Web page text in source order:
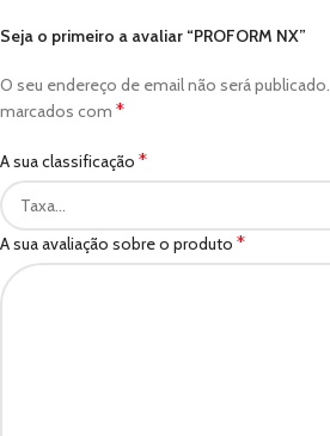
Seja o primeiro a avaliar “PROFORM NX”
O seu endereço de email não será publicado.
marcados com *
A sua classificação *
A sua avaliação sobre o produto *